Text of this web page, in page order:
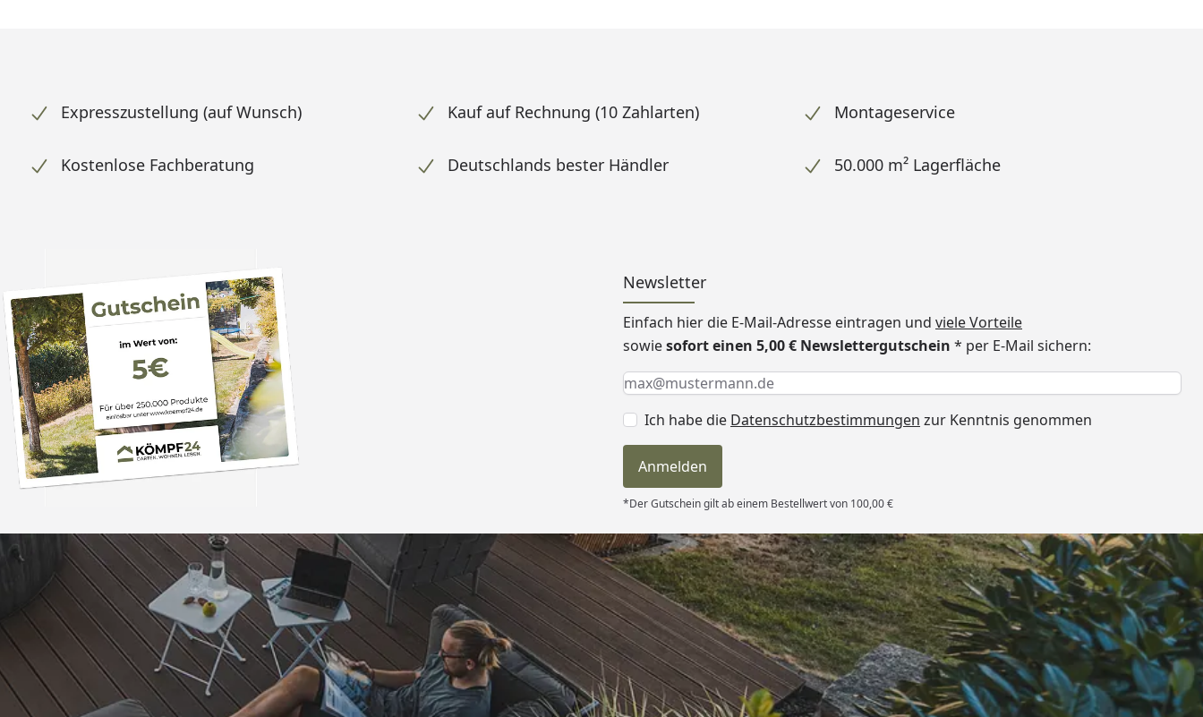
Expresszustellung (auf Wunsch) Kauf auf Rechnung (10 Zahlarten) Montageservice
Kostenlose Fachberatung Deutschlands bester Händler 50.000 m² Lagerfläche
Newsletter
Einfach hier die E-Mail-Adresse eintragen und viele Vorteile
sowiesofort einen 5,00 € Newslettergutschein * per E-Mail sichern:
Keine Eingabe erforderlich
Eingabe erforderlich
E-Mail *
Ich habe die Datenschutzbestimmungen zur Kenntnis genommen
Anmelden
*Der Gutschein gilt ab einem Bestellwert von 100,00 €
Trusted Shops
4,81/ 5
25.948 Bewertungen
„- Retouren Bearbeitung wurde
umgehend erledigt“
04.08.2026
Versand